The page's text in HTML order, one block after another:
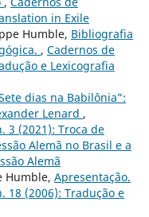
in Exile
Humble, Bibliografia
, Cadernos de
e Lexicografia
dias na Babilônia”:
Lenard ,
3 (2021): Troca de
Alemã no Brasil e a
Alemã
Humble, Apresentação.
18 (2006): Tradução e